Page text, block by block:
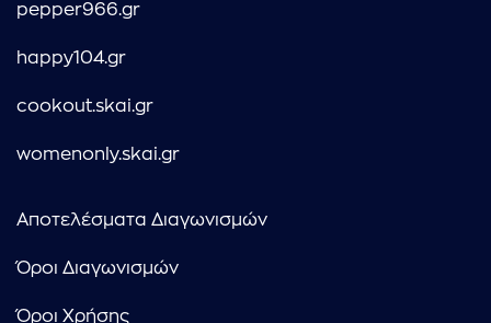
pepper966.gr
happy104.gr
cookout.skai.gr
womenonly.skai.gr
Αποτελέσματα Διαγωνισμών
Όροι Διαγωνισμών
Όροι Χρήσης